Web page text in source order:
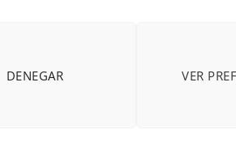
DENEGAR VER
Videovigilancia